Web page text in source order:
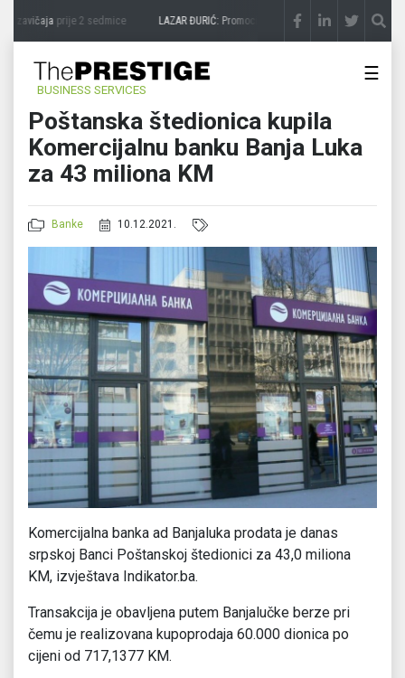
zavičajaprije 2 sedmice LAZAR ĐURIĆ: Promocija potencijal pretvara u destinaciju
BUSINESS SERVICES
☰
Poštanska štedionica kupila
Komercijalnu banku Banja Luka
za 43 miliona KM
Banke 10.12.2021.
Komercijalna banka ad Banjaluka prodata je danas
srpskoj Banci Poštanskoj štedionici za 43,0 miliona
KM, izvještava Indikator.ba.
Transakcija je obavljena putem Banjalučke berze pri
čemu je realizovana kupoprodaja 60.000 dionica po
cijeni od 717,1377 KM.